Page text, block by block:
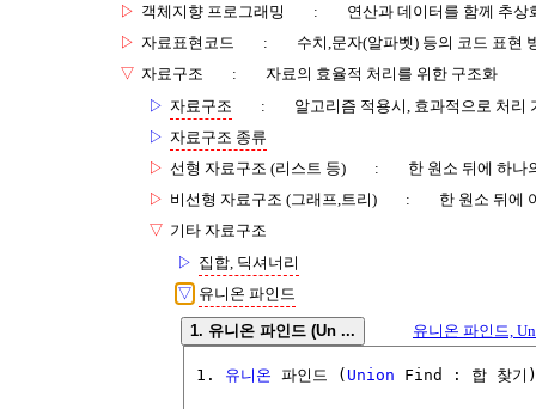
▷ 객체지향 프로그래밍 :
연산과 데이터를 함께 추
▷ 자료표현코드 :
수치,문자(알파벳) 등의 코드 표현
▽ 자료구조 :
자료의 효율적 처리를 위한 구조화
▷ 자료구조 :
알고리즘 적용시, 효과적으로 처리
▷ 자료구조 종류
▷ 선형 자료구조 (리스트 등) :
한 원소 뒤에 하나
▷ 비선형 자료구조 (그래프,트리) :
한 원소 뒤에
▽ 기타 자료구조
▷ 집합, 딕셔너리
▽ 유니온 파인드
1. 유니온 파인드 (Un ... 유니온 파인드,
1. 유니온 파인드 ( Union Find : 합 찾기